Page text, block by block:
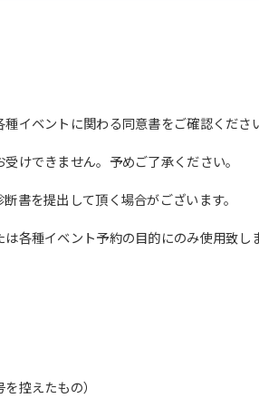
イベントに関わる同意書をご確認くださ
けできません。予めご了承ください。
書を提出して頂く場合がございます。
各種イベント予約の目的にのみ使用致し
控えたもの）
For
Central Sports official
automatically translated
English. Click the link
automatic translation) to
The translation may differ